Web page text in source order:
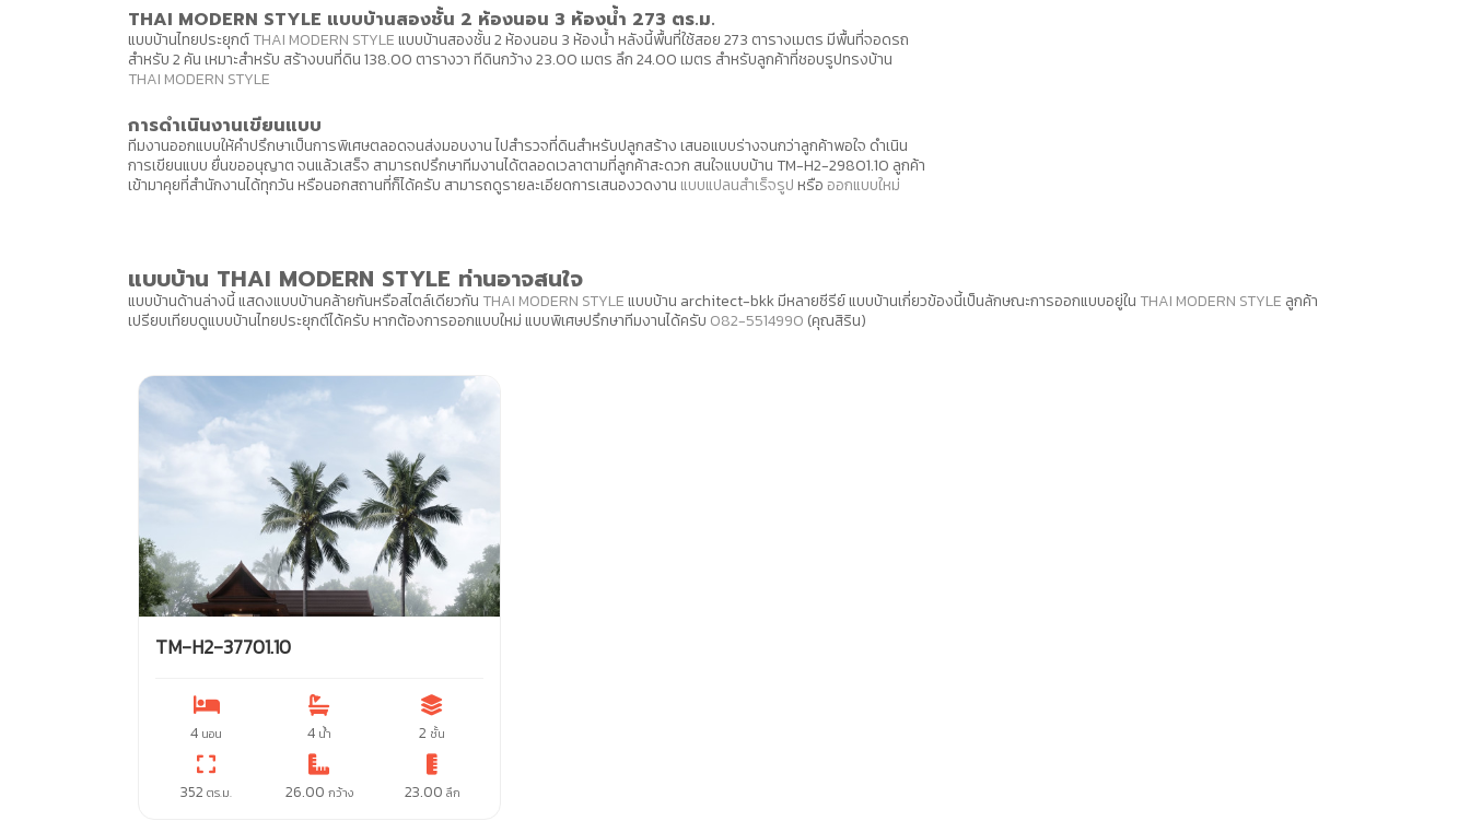
THAI MODERN STYLE แบบบ้านสองชั้น 2 ห้องนอน 3 ห้องน้ำ 273 ตร.ม.
แบบบ้านไทยประยุกต์THAI MODERN STYLEแบบบ้านสองชั้น 2 ห้องนอน 3 ห้องน้ำ หลังนี้พื้นที่ใช้สอย 273 ตารางเมตร มีพื้นที่จอดรถ
สำหรับ 2 คัน เหมาะสำหรับ สร้างบนที่ดิน 138.00 ตารางวา ทีดินกว้าง 23.00 เมตร ลึก 24.00 เมตร สำหรับลูกค้าที่ชอบรูปทรงบ้าน
THAI MODERN STYLE
การดำเนินงานเขียนแบบ
ทีมงานออกแบบให้คำปรึกษาเป็นการพิเศษตลอดจนส่งมอบงาน ไปสำรวจที่ดินสำหรับปลูกสร้าง เสนอแบบร่างจนกว่าลูกค้าพอใจ ดำเนิน
การเขียนแบบ ยื่นขออนุญาต จนแล้วเสร็จ สามารถปรึกษาทีมงานได้ตลอดเวลาตามที่ลูกค้าสะดวก สนใจแบบบ้าน TM-H2-29801.10 ลูกค้า
เข้ามาคุยที่สำนักงานได้ทุกวัน หรือนอกสถานที่ก็ได้ครับ สามารถดูรายละเอียดการเสนองวดงาน แบบแปลนสำเร็จรูปหรือ ออกแบบใหม่
แบบบ้าน THAI MODERN STYLE ท่านอาจสนใจ
แบบบ้านด้านล่างนี้ แสดงแบบบ้านคล้ายกันหรือสไตล์เดียวกัน THAI MODERN STYLEแบบบ้าน architect-bkk มีหลายซีรีย์ แบบบ้านเกี่ยวข้องนี้เป็นลักษณะการออกแบบอยู่ใน THAI MODERN STYLE ลูกค้า
เปรียบเทียบดูแบบบ้านไทยประยุกต์ได้ครับ หากต้องการออกแบบใหม่ แบบพิเศษปรึกษาทีมงานได้ครับ 082-5514990 (คุณสิริน)
TM-H2-37701.10
4 นอน 4 น้ำ 2 ชั้น
352ตร.ม. 26.00 กว้าง 23.00 ลึก